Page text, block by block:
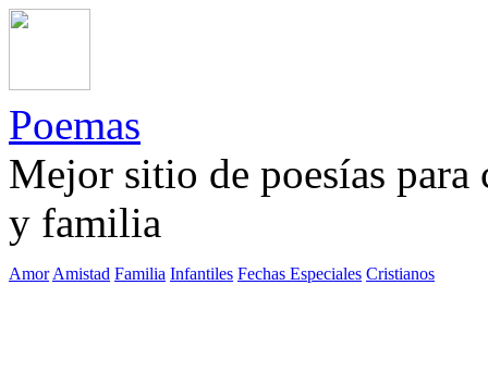
Poemas
Mejor sitio de poesías
y familia
Amor Amistad Familia Infantiles Fechas Especiales Cristianos